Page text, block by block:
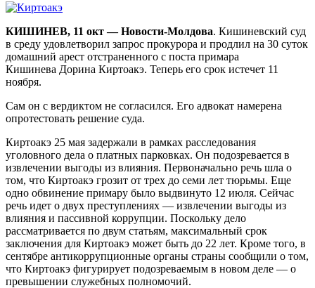
КИШИНЕВ, 11 окт — Новости-Молдова. Кишиневский суд
в среду удовлетворил запрос прокурора и продлил на 30 суток
домашний арест отстраненного с поста примара
Кишинева Дорина Киртоакэ. Теперь его срок истечет 11
ноября.
Сам он с вердиктом не согласился. Его адвокат намерена
опротестовать решение суда.
Киртоакэ 25 мая задержали в рамках расследования
уголовного дела о платных парковках. Он подозревается в
извлечении выгоды из влияния. Первоначально речь шла о
том, что Киртоакэ грозит от трех до семи лет тюрьмы. Еще
одно обвинение примару было выдвинуто 12 июля. Сейчас
речь идет о двух преступлениях — извлечении выгоды из
влияния и пассивной коррупции. Поскольку дело
рассматривается по двум статьям, максимальный срок
заключения для Киртоакэ может быть до 22 лет. Кроме того, в
сентябре антикоррупционные органы страны сообщили о том,
что Киртоакэ фигурирует подозреваемым в новом деле — о
превышении служебных полномочий.